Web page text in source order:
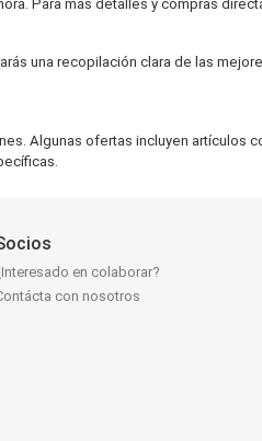
Para más detalles y compras
una recopilación clara de las
Algunas ofertas incluyen artículos
en colaborar?
con nosotros